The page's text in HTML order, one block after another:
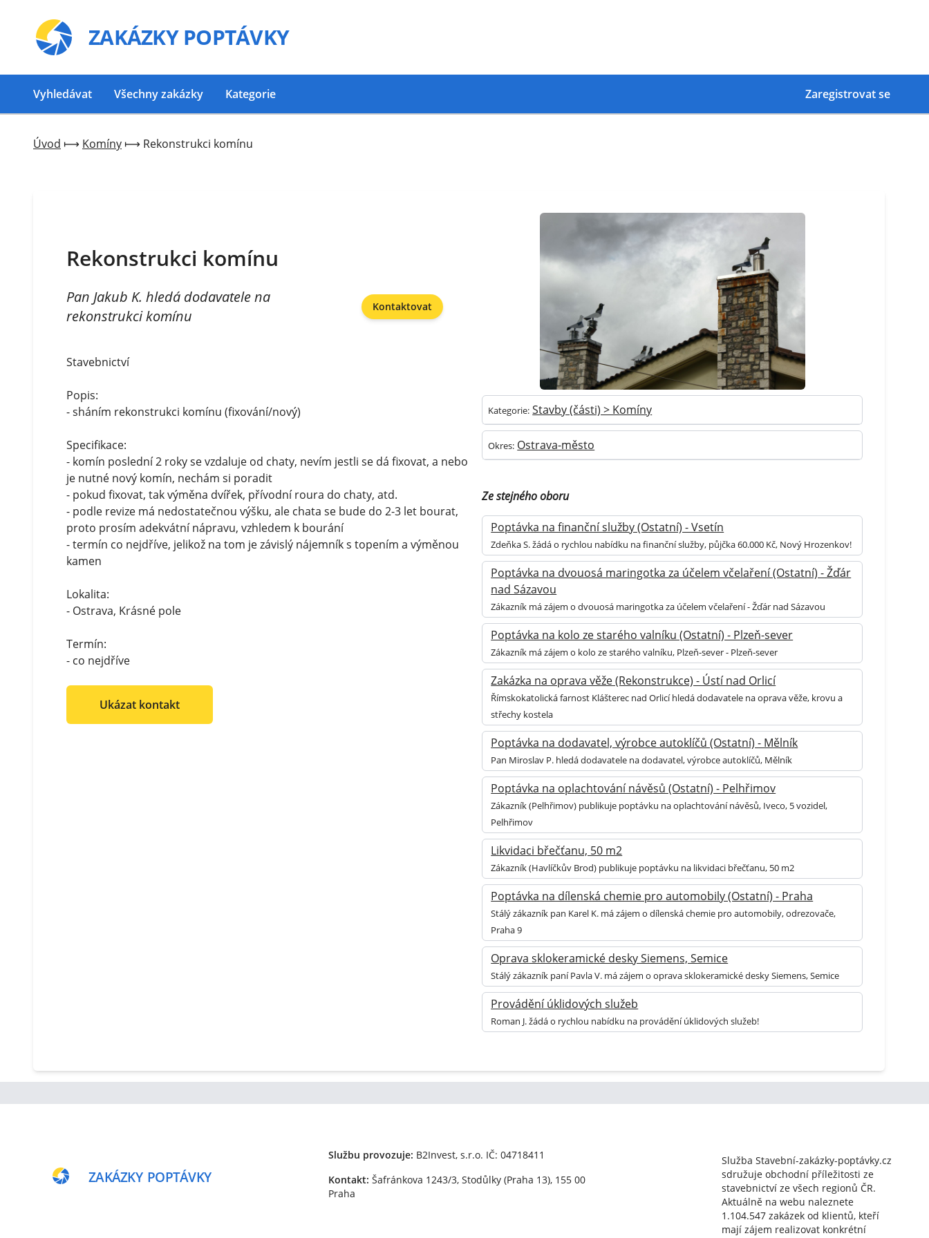
ZAKÁZKY POPTÁVKY
Vyhledávat Všechny zakázky Kategorie Zaregistrovat se
Úvod ⟼ Komíny ⟼ Rekonstrukci komínu
Rekonstrukci komínu
Pan Jakub K. hledá dodavatele na
rekonstrukci komínu
Kontaktovat
Stavebnictví
Popis:
- sháním rekonstrukci komínu (fixování/nový)
Specifikace:
- komín poslední 2 roky se vzdaluje od chaty, nevím jestli se dá fixovat, a nebo
je nutné nový komín, nechám si poradit
- pokud fixovat, tak výměna dvířek, přívodní roura do chaty, atd.
- podle revize má nedostatečnou výšku, ale chata se bude do 2-3 let bourat,
proto prosím adekvátní nápravu, vzhledem k bourání
- termín co nejdříve, jelikož na tom je závislý nájemník s topením a výměnou
kamen
Lokalita:
- Ostrava, Krásné pole
Termín:
- co nejdříve
Ukázat kontakt
Kategorie: Stavby (části) > Komíny
Okres: Ostrava-město
Ze stejného oboru
Poptávka na finanční služby (Ostatní) - Vsetín
Zdeňka S. žádá o rychlou nabídku na finanční služby, půjčka 60.000 Kč, Nový Hrozenkov!
Poptávka na dvouosá maringotka za účelem včelaření (Ostatní) - Žďár
nad Sázavou
Zákazník má zájem o dvouosá maringotka za účelem včelaření - Žďár nad Sázavou
Poptávka na kolo ze starého valníku (Ostatní) - Plzeň-sever
Zákazník má zájem o kolo ze starého valníku, Plzeň-sever - Plzeň-sever
Zakázka na oprava věže (Rekonstrukce) - Ústí nad Orlicí
Římskokatolická farnost Klášterec nad Orlicí hledá dodavatele na oprava věže, krovu a
střechy kostela
Poptávka na dodavatel, výrobce autoklíčů (Ostatní) - Mělník
Pan Miroslav P. hledá dodavatele na dodavatel, výrobce autoklíčů, Mělník
Poptávka na oplachtování návěsů (Ostatní) - Pelhřimov
Zákazník (Pelhřimov) publikuje poptávku na oplachtování návěsů, Iveco, 5 vozidel,
Pelhřimov
Likvidaci břečťanu, 50 m2
Zákazník (Havlíčkův Brod) publikuje poptávku na likvidaci břečťanu, 50 m2
Poptávka na dílenská chemie pro automobily (Ostatní) - Praha
Stálý zákazník pan Karel K. má zájem o dílenská chemie pro automobily, odrezovače,
Praha 9
Oprava sklokeramické desky Siemens, Semice
Stálý zákazník paní Pavla V. má zájem o oprava sklokeramické desky Siemens, Semice
Provádění úklidových služeb
Roman J. žádá o rychlou nabídku na provádění úklidových služeb!
ZAKÁZKY POPTÁVKY
Službu provozuje: B2Invest, s.r.o. IČ: 04718411
Kontakt: Šafránkova 1243/3, Stodůlky (Praha 13), 155 00
Praha
Služba Stavební-zakázky-poptávky.cz
sdružuje obchodní příležitosti ze
stavebnictví ze všech regionů ČR.
Aktuálně na webu naleznete
1.104.547 zakázek od klientů, kteří
mají zájem realizovat konkrétní